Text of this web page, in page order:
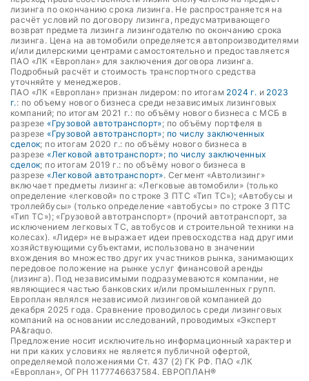
лизинга по окончанию срока лизинга. Не распространяется на
расчёт условий по договору лизинга, предусматривающего
возврат предмета лизинга лизингодателю по окончанию срока
лизинга. Цена на автомобили определяется автопроизводителями
и/или дилерскими центрами самостоятельно и предоставляется
ПАО «ЛК «Европлан» для заключения договора лизинга.
Подробный расчёт и стоимость транспортного средства
уточняйте у менеджеров.
ПАО «ЛК «Европлан» признан лидером: по итогам 2024 г. и 2023
г.: по объему нового бизнеса среди независимых лизинговых
компаний; по итогам 2021 г.: по объёму нового бизнеса с МСБ в
разрезе «Грузовой автотранспорт»; по объёму портфеля в
разрезе «Грузовой автотранспорт»; по числу заключенных
сделок; по итогам 2020 г.: по объёму нового бизнеса в
разрезе «Легковой автотранспорт»; по числу заключенных
сделок; по итогам 2019 г.: по объёму нового бизнеса в
разрезе «Легковой автотранспорт». Сегмент «Автолизинг»
включает предметы лизинга: «Легковые автомобили» (только
определение «легковой» по строке 3 ПТС «Тип ТС»); «Автобусы и
троллейбусы» (только определение «автобусы» по строке 3 ПТС
«Тип ТС»); «Грузовой автотранспорт» (прочий автотранспорт, за
исключением легковых ТС, автобусов и строительной техники на
колесах). «Лидер» не выражает идеи превосходства над другими
хозяйствующими субъектами, использовано в значении
вхождения во множество других участников рынка, занимающих
передовое положение на рынке услуг финансовой аренды
(лизинга). Под независимыми подразумеваются компании, не
являющиеся частью банковских и/или промышленных групп.
Европлан являлся независимой лизинговой компанией до
декабря 2025 года. Сравнение проводилось среди лизинговых
компаний на основании исследований, проводимых «Эксперт
РА&raquo.
Предложение носит исключительно информационный характер и
ни при каких условиях не является публичной офертой,
определяемой положениями Ст. 437 (2) ГК РФ. ПАО «ЛК
«Европлан», ОГРН 1177746637584. ЕВРОПЛАН®